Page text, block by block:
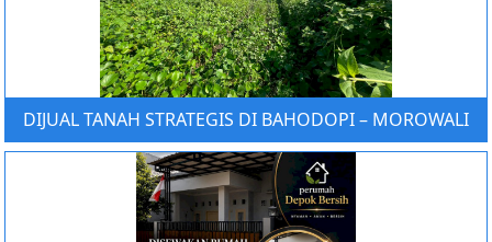
DIJUAL TANAH STRATEGIS DI BAHODOPI – MOROWALI